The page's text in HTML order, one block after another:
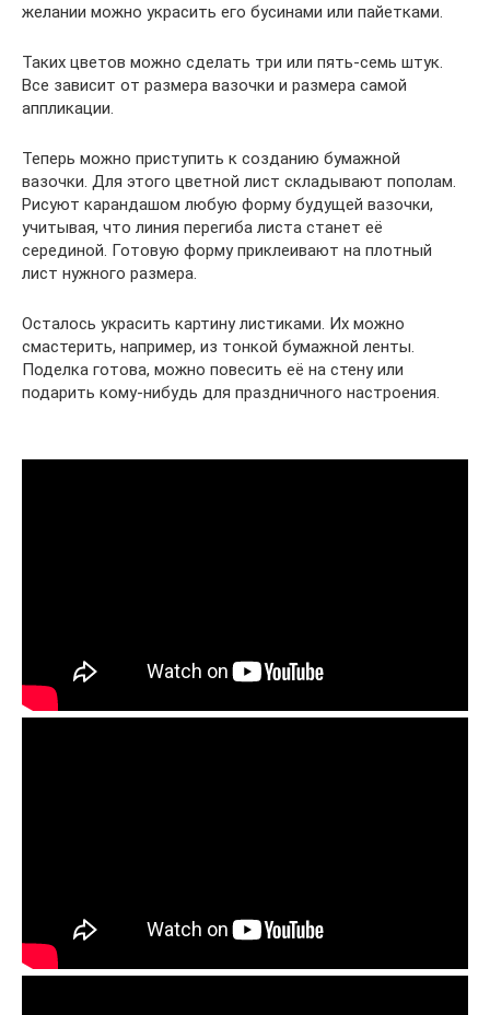
желании можно украсить его бусинами или пайетками.
Таких цветов можно сделать три или пять-семь штук.
Все зависит от размера вазочки и размера самой
аппликации.
Теперь можно приступить к созданию бумажной
вазочки. Для этого цветной лист складывают пополам.
Рисуют карандашом любую форму будущей вазочки,
учитывая, что линия перегиба листа станет её
серединой. Готовую форму приклеивают на плотный
лист нужного размера.
Осталось украсить картину листиками. Их можно
смастерить, например, из тонкой бумажной ленты.
Поделка готова, можно повесить её на стену или
подарить кому-нибудь для праздничного настроения.